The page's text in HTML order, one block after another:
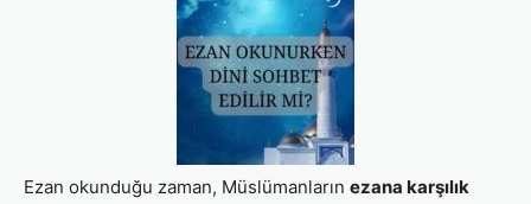
Ezan okunduğu zaman, Müslümanların ezana karşılık